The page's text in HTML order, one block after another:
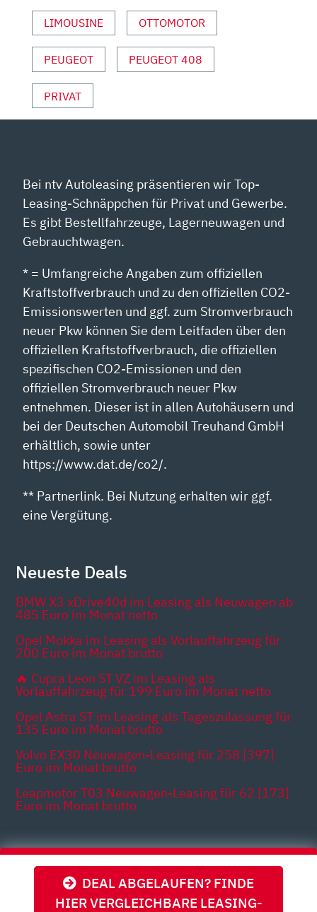
DEAL ABGELAUFEN? FINDE
HIER VERGLEICHBARE LEASING-
SPORT“
VON
ANZEIGEN
LIMOUSINE OTTOMOTOR
PEUGEOT PEUGEOT 408
PRIVAT
Bei ntv Autoleasing präsentieren wir Top-
Leasing-Schnäppchen für Privat und Gewerbe.
Es gibt Bestellfahrzeuge, Lagerneuwagen und
Gebrauchtwagen.
* = Umfangreiche Angaben zum offiziellen
Kraftstoffverbrauch und zu den offiziellen CO2-
Emissionswerten und ggf. zum Stromverbrauch
neuer Pkw können Sie dem Leitfaden über den
offiziellen Kraftstoffverbrauch, die offiziellen
spezifischen CO2-Emissionen und den
offiziellen Stromverbrauch neuer Pkw
entnehmen. Dieser ist in allen Autohäusern und
bei der Deutschen Automobil Treuhand GmbH
erhältlich, sowie unter
https://www.dat.de/co2/.
** Partnerlink. Bei Nutzung erhalten wir ggf.
eine Vergütung.
Neueste Deals
BMW X3 xDrive40d im Leasing als Neuwagen ab
485 Euro im Monat netto
Opel Mokka im Leasing als Vorlauffahrzeug für
200 Euro im Monat brutto
🔥 Cupra Leon ST VZ im Leasing als
Vorlauffahrzeug für 199 Euro im Monat netto
Opel Astra ST im Leasing als Tageszulassung für
135 Euro im Monat brutto
Volvo EX30 Neuwagen-Leasing für 258 [397]
Euro im Monat brutto
Leapmotor T03 Neuwagen-Leasing für 62 [173]
Euro im Monat brutto